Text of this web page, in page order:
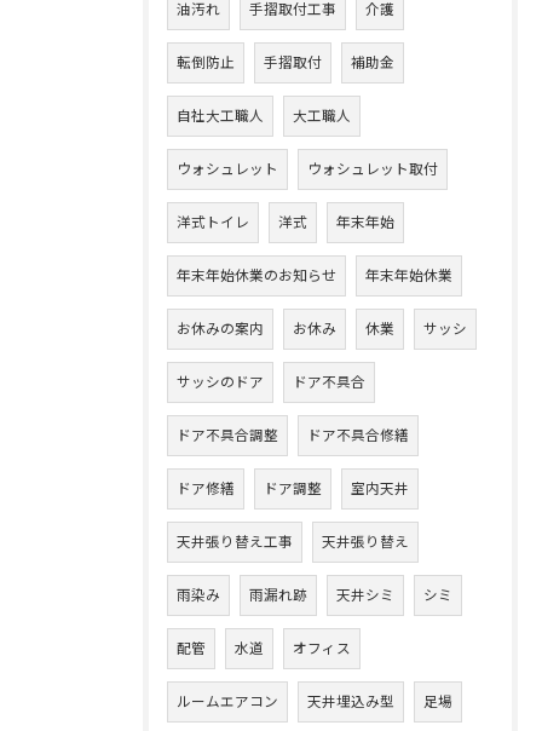
油汚れ 手摺取付工事 介護
転倒防止 手摺取付 補助金
自社大工職人 大工職人
ウォシュレット ウォシュレット取付
洋式トイレ 洋式 年末年始
年末年始休業のお知らせ 年末年始休業
お休みの案内 お休み 休業 サッシ
サッシのドア ドア不具合
ドア不具合調整 ドア不具合修繕
ドア修繕 ドア調整 室内天井
天井張り替え工事 天井張り替え
雨染み 雨漏れ跡 天井シミ シミ
配管 水道 オフィス
ルームエアコン 天井埋込み型 足場